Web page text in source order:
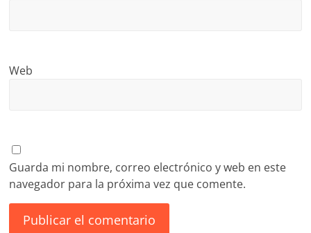
Web
Guarda mi nombre, correo electrónico y web en este
navegador para la próxima vez que comente.